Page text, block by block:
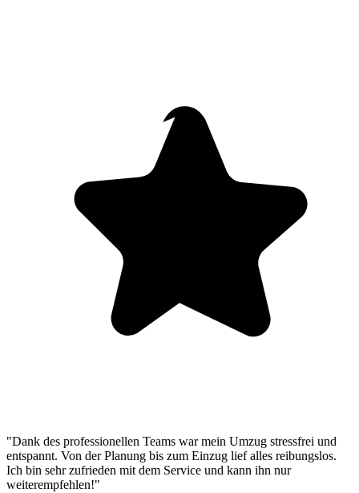
"Dank des professionellen Teams war mein Umzug stressfrei und
entspannt. Von der Planung bis zum Einzug lief alles reibungslos.
Ich bin sehr zufrieden mit dem Service und kann ihn nur
weiterempfehlen!"